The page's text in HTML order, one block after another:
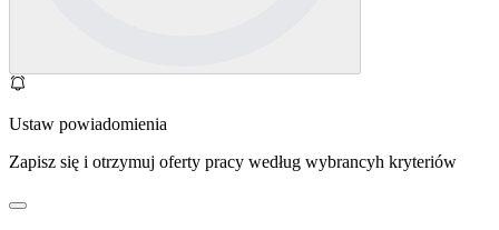
Ustaw powiadomienia
Zapisz się i otrzymuj oferty pracy według wybrancyh kryteriów